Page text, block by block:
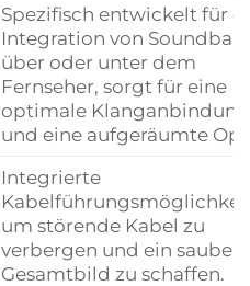
Spezifisch entwickelt für
Integration von Soundbars
über oder unter dem
Fernseher, sorgt für eine
optimale Klanganbindung
und eine aufgeräumte
Integrierte
um störende Kabel zu
verbergen und ein
Gesamtbild zu schaffen.